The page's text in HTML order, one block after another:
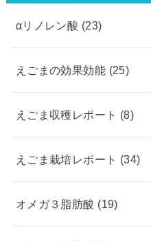
αリノレン酸 (23)
えごまの効果効能 (25)
えごま収穫レポート (8)
えごま栽培レポート (34)
オメガ３脂肪酸 (19)